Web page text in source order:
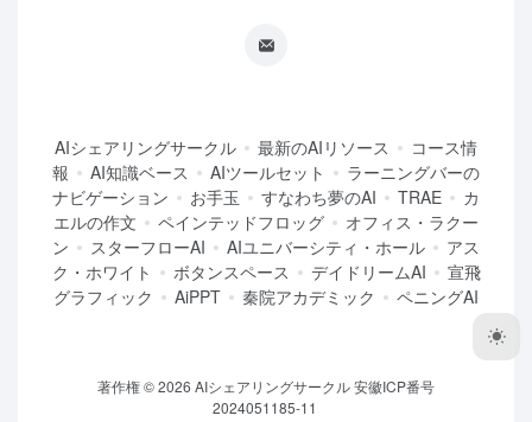
AIシェアリングサークル 最新のAIリソース
コース情
報
AI知識ベース AIツールセット
ラーニングバーの
ナビゲーション
お手玉 すなわち夢のAI TRAE
カ
エルの作文
ペインテッドフロッグ
オフィス・ラクー
ン
スターフローAI AIユニバーシティ・ホール
アス
ク・ホワイト
ボタンスペース デイドリームAI
宣飛
グラフィック
AiPPT 秦院アカデミック ペニングAI
著作権 © 2026 AIシェアリングサークル安徽ICP番号
2024051185-11